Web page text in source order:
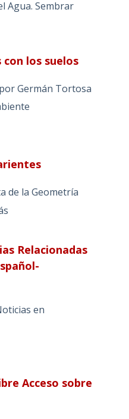
Agua. Sembrar
los suelos
Germán Tortosa
de la Geometría
Relacionadas
en
Acceso sobre